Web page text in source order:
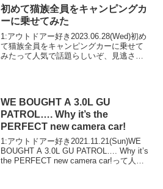
初めて猫族全員をキャンピングカ
ーに乗せてみた
1:アウトドアー好き2023.06.28(Wed)初め
て猫族全員をキャンピングカーに乗せて
みたって人気で話題らしいぞ、見逃さな
WE BOUGHT A 3.0L GU
PATROL…. Why it’s the
PERFECT new camera car!
1:アウトドアー好き2021.11.21(Sun)WE
BOUGHT A 3.0L GU PATROL…. Why it’s
the PERFECT new camera car!って人気